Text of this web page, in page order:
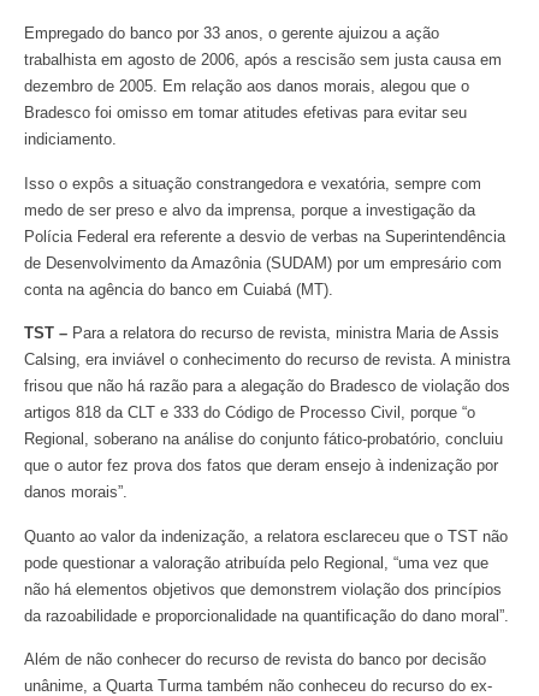
Empregado do banco por 33 anos, o gerente ajuizou a ação
trabalhista em agosto de 2006, após a rescisão sem justa causa em
dezembro de 2005. Em relação aos danos morais, alegou que o
Bradesco foi omisso em tomar atitudes efetivas para evitar seu
indiciamento.
Isso o expôs a situação constrangedora e vexatória, sempre com
medo de ser preso e alvo da imprensa, porque a investigação da
Polícia Federal era referente a desvio de verbas na Superintendência
de Desenvolvimento da Amazônia (SUDAM) por um empresário com
conta na agência do banco em Cuiabá (MT).
TST – Para a relatora do recurso de revista, ministra Maria de Assis
Calsing, era inviável o conhecimento do recurso de revista. A ministra
frisou que não há razão para a alegação do Bradesco de violação dos
artigos 818 da CLT e 333 do Código de Processo Civil, porque “o
Regional, soberano na análise do conjunto fático-probatório, concluiu
que o autor fez prova dos fatos que deram ensejo à indenização por
danos morais”.
Quanto ao valor da indenização, a relatora esclareceu que o TST não
pode questionar a valoração atribuída pelo Regional, “uma vez que
não há elementos objetivos que demonstrem violação dos princípios
da razoabilidade e proporcionalidade na quantificação do dano moral”.
Além de não conhecer do recurso de revista do banco por decisão
unânime, a Quarta Turma também não conheceu do recurso do ex-